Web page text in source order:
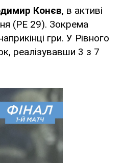
Конєв, в активі
(РЕ 29). Зокрема
гри. У Рівного
реалізувавши 3 з 7